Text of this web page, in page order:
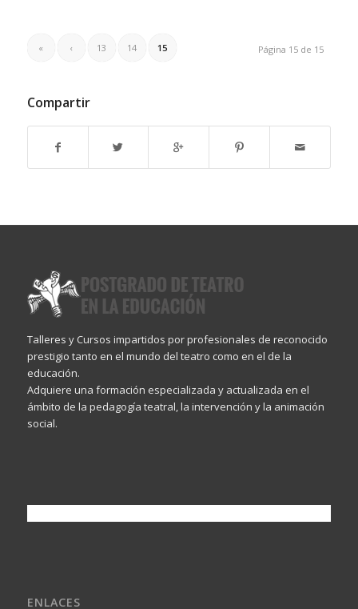
Página 15 de 15
« ‹ 13 14 15
Compartir
Talleres y Cursos impartidos por profesionales de reconocido
prestigio tanto en el mundo del teatro como en el de la
educación.
Adquiere una formación especializada y actualizada en el
ámbito de la pedagogía teatral, la intervención y la animación
social.
ENLACES